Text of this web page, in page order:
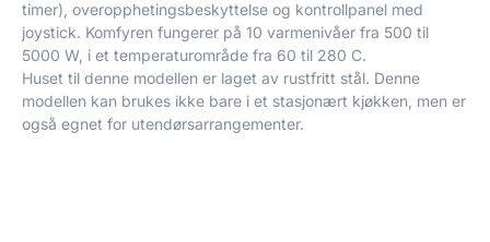
timer), overopphetingsbeskyttelse og kontrollpanel med
joystick. Komfyren fungerer på 10 varmenivåer fra 500 til
5000 W, i et temperaturområde fra 60 til 280 C.
Huset til denne modellen er laget av rustfritt stål. Denne
modellen kan brukes ikke bare i et stasjonært kjøkken, men er
også egnet for utendørsarrangementer.